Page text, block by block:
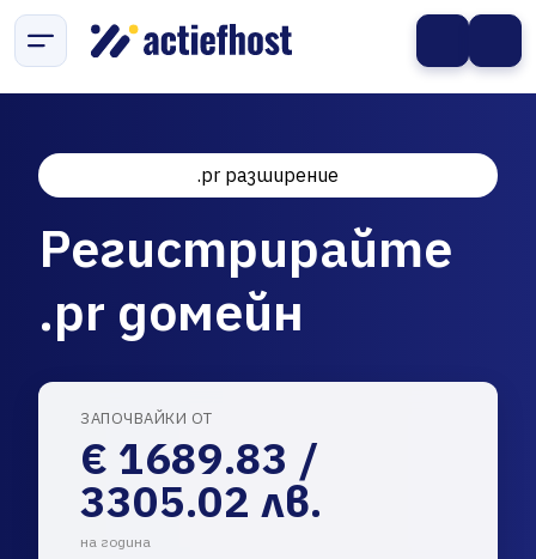
.pr разширение
Регистрирайте
.pr домейн
ЗАПОЧВАЙКИ ОТ
€ 1689.83 /
3305.02 лв.
на година